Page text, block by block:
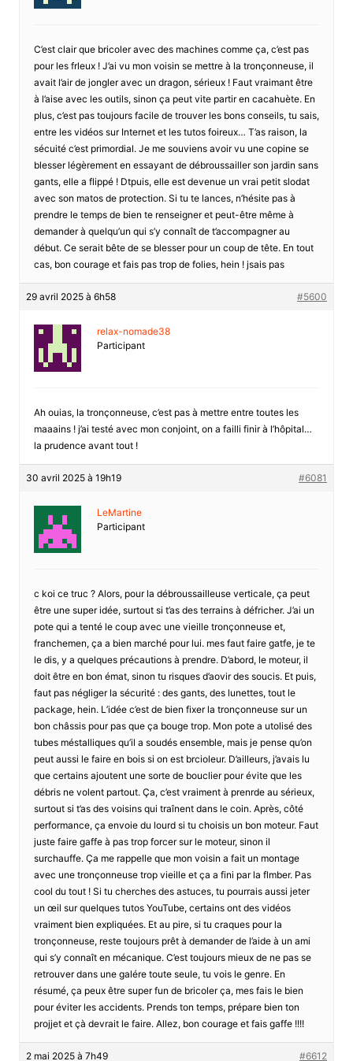
C’est clair que bricoler avec des machines comme ça, c’est pas
pour les frleux ! J’ai vu mon voisin se mettre à la tronçonneuse, il
avait l’air de jongler avec un dragon, sérieux ! Faut vraimant être
à l’aise avec les outils, sinon ça peut vite partir en cacahuète. En
plus, c’est pas toujours facile de trouver les bons conseils, tu sais,
entre les vidéos sur Internet et les tutos foireux… T’as raison, la
sécuité c’est primordial. Je me souviens avoir vu une copine se
blesser légèrement en essayant de débroussailler son jardin sans
gants, elle a flippé ! Dtpuis, elle est devenue un vrai petit slodat
avec son matos de protection. Si tu te lances, n’hésite pas à
prendre le temps de bien te renseigner et peut-être même à
demander à quelqu’un qui s’y connaît de t’accompagner au
début. Ce serait bête de se blesser pour un coup de tête. En tout
cas, bon courage et fais pas trop de folies, hein ! jsais pas
29 avril 2025 à 6h58 #5600
relax-nomade38
Participant
Ah ouias, la tronçonneuse, c’est pas à mettre entre toutes les
maaains ! j’ai testé avec mon conjoint, on a failli finir à l’hôpital…
la prudence avant tout !
30 avril 2025 à 19h19 #6081
LeMartine
Participant
c koi ce truc ? Alors, pour la débroussailleuse verticale, ça peut
être une super idée, surtout si t’as des terrains à défricher. J’ai un
pote qui a tenté le coup avec une vieille tronçonneuse et,
franchemen, ça a bien marché pour lui. mes faut faire gatfe, je te
le dis, y a quelques précautions à prendre. D’abord, le moteur, il
doit être en bon émat, sinon tu risques d’aovir des soucis. Et puis,
faut pas négliger la sécurité : des gants, des lunettes, tout le
package, hein. L’idée c’est de bien fixer la tronçonneuse sur un
bon châssis pour pas que ça bouge trop. Mon pote a utolisé des
tubes méstalliques qu’il a soudés ensemble, mais je pense qu’on
peut aussi le faire en bois si on est brcioleur. D’ailleurs, j’avais lu
que certains ajoutent une sorte de bouclier pour évite que les
débris ne volent partout. Ça, c’est vraiment à prenrde au sérieux,
surtout si t’as des voisins qui traînent dans le coin. Après, côté
performance, ça envoie du lourd si tu choisis un bon moteur. Faut
juste faire gaffe à pas trop forcer sur le moteur, sinon il
surchauffe. Ça me rappelle que mon voisin a fait un montage
avec une tronçonneuse trop vieille et ça a fini par la flmber. Pas
cool du tout ! Si tu cherches des astuces, tu pourrais aussi jeter
un œil sur quelques tutos YouTube, certains ont des vidéos
vraiment bien expliquées. Et au pire, si tu craques pour la
tronçonneuse, reste toujours prêt à demander de l’aide à un ami
qui s’y connaît en mécanique. C’est toujours mieux de ne pas se
retrouver dans une galére toute seule, tu vois le genre. En
résumé, ça peux être super fun de bricoler ça, mes fais le bien
pour éviter les accidents. Prends ton temps, prépare bien ton
projjet et çà devrait le faire. Allez, bon courage et fais gaffe !!!!
2 mai 2025 à 7h49 #6612